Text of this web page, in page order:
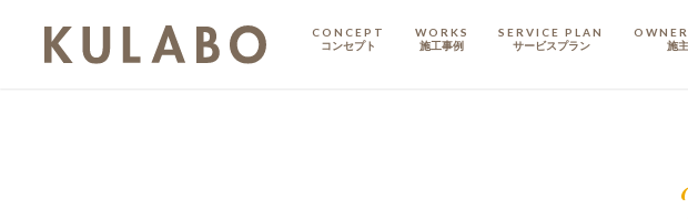
CONCEPT
コンセプト
WORKS
施工事例
SERVICE PLAN
サービスプラン 施